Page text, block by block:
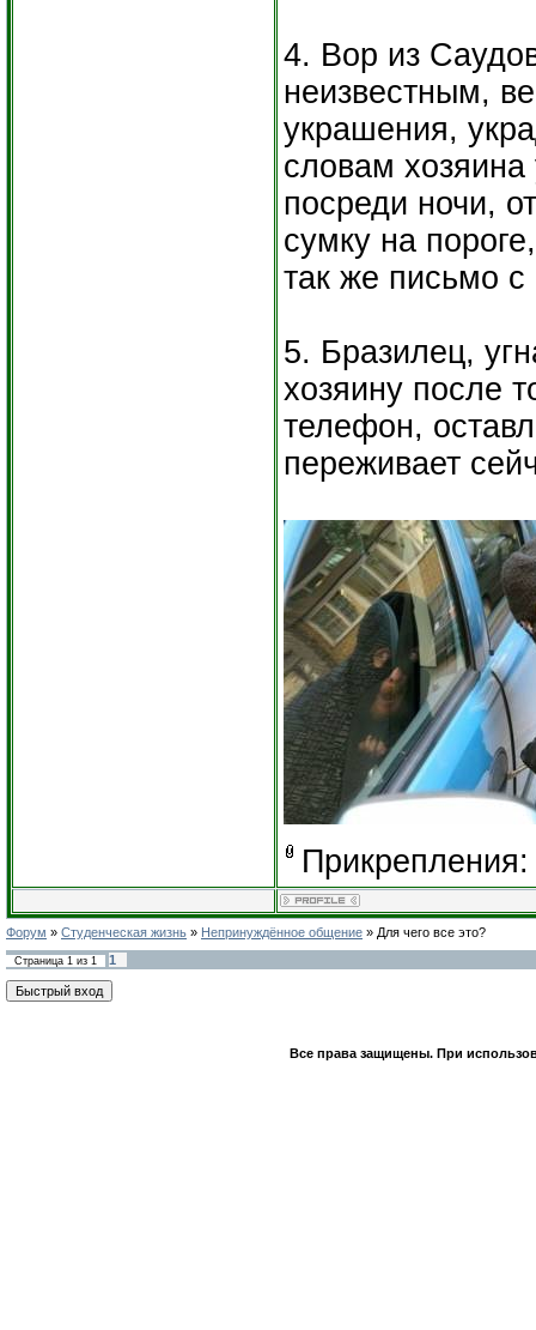
4. Вор из
неизвестным,
украшения,
словам
посреди ночи,
сумку на
так же письмо
5. Бразилец,
хозяину после
телефон,
переживает
Форум » Студенческая жизнь » Непринуждённое общение » Для чего все это?
Страница 1 из 1 1
Все права защищены. При